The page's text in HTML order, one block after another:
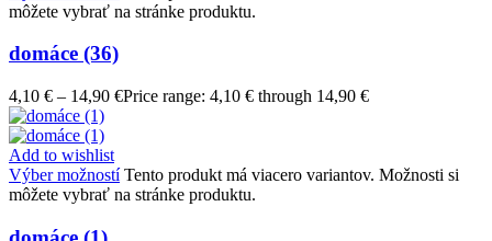
môžete vybrať na stránke produktu.
domáce (36)
4,10 € – 14,90 €Price range: 4,10 € through 14,90 €
Add to wishlist
Výber možností Tento produkt má viacero variantov. Možnosti si
môžete vybrať na stránke produktu.